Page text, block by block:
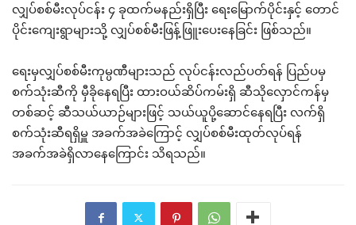
လျှပ်စစ်မီးလုပ်ငန်း ၄ ခုထက်မနည်းရှိပြီး ရေးမြောက်ပိုင်းနှင့် တောင်
ပိုင်းကျေးရွာများသို့ လျှပ်စစ်မီးဖြန့်ဖြူးပေးနေခြင်း ဖြစ်သည်။
ရေးမှလျှပ်စစ်မီးကုမ္ပဏီများသည် လုပ်ငန်းလည်ပတ်ရန် ပြည်ပမှ
စက်သုံးဆီကို မှီခိုနေရပြီး ထားဝယ်ဆိပ်ကမ်းရှိ ဆီသိုလှောင်ကန်မှ
တစ်ဆင့် ဆီသယ်ယာဉ်များဖြင့် သယ်ယူပို့ဆောင်နေရပြီး လက်ရှိ
စက်သုံးဆီရရှိမှူ အခက်အခဲကြောင့် လျှပ်စစ်မီးထုတ်လုပ်ရန်
အခက်အခဲရှိလာနေကြောင်း သိရသည်။